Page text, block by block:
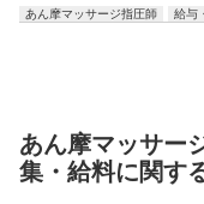
あん摩マッサージ指圧師 給与
あん摩マッサー
集・給料に関す